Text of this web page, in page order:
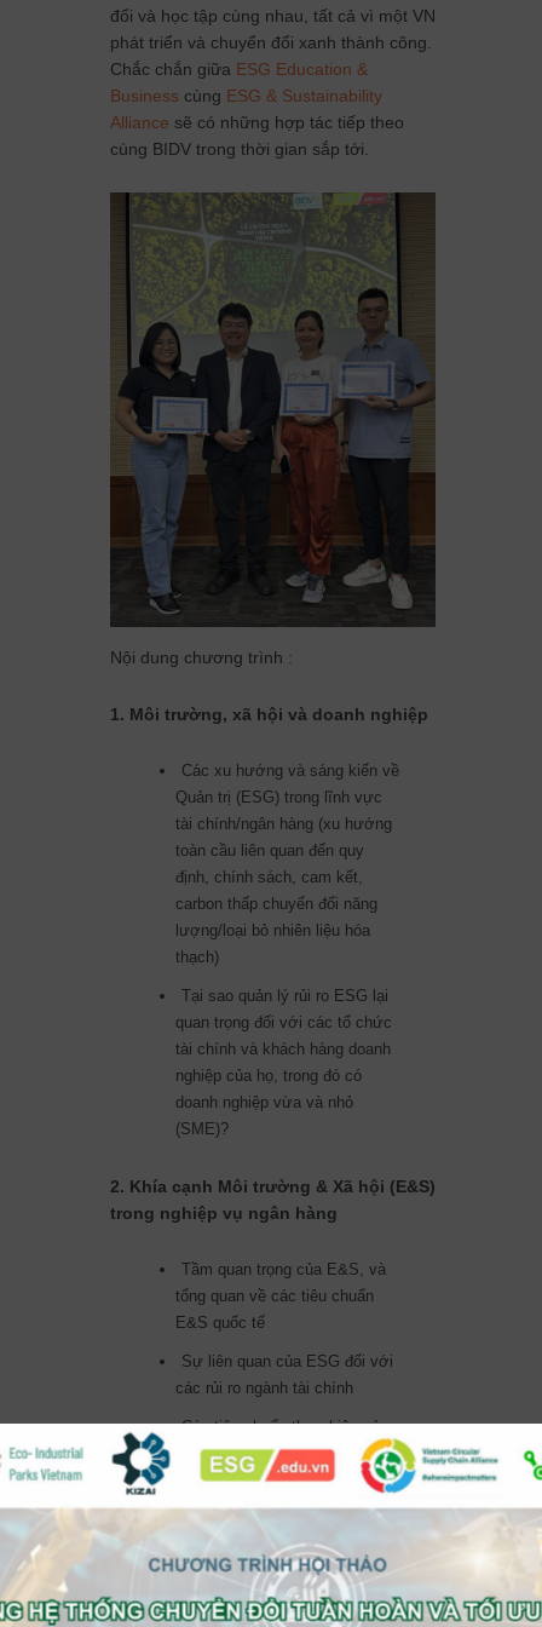
đổi và học tập cùng nhau, tất cả vì một VN
phát triển và chuyển đổi xanh thành công.
Chắc chắn giữa ESG Education &
Business cùng ESG & Sustainability
Alliance sẽ có những hợp tác tiếp theo
cùng BIDV trong thời gian sắp tới.
Nội dung chương trình :
1. Môi trường, xã hội và doanh nghiệp
Các xu hướng và sáng kiến về
Quản trị (ESG) trong lĩnh vực
tài chính/ngân hàng (xu hướng
toàn cầu liên quan đến quy
định, chính sách, cam kết,
carbon thấp chuyển đổi năng
lượng/loại bỏ nhiên liệu hóa
thạch)
Tại sao quản lý rủi ro ESG lại
quan trọng đối với các tổ chức
tài chính và khách hàng doanh
nghiệp của họ, trong đó có
doanh nghiệp vừa và nhỏ
(SME)?
2. Khía cạnh Môi trường & Xã hội (E&S)
trong nghiệp vụ ngân hàng
Tầm quan trọng của E&S, và
tổng quan về các tiêu chuẩn
E&S quốc tế
Sự liên quan của ESG đối với
các rủi ro ngành tài chính
Các tiêu chuẩn thực hiện của
IFC
3. Lồng ghép ESMS vào chu kỳ dự án
cơ sở hạ tầng
Giới thiệu về ESMS & Công
cụ ngành